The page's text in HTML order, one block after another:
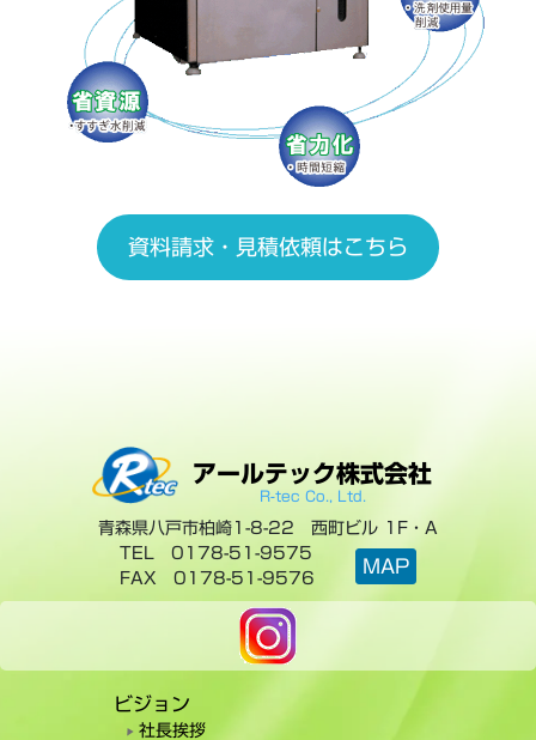
資料請求・見積依頼はこちら
アールテック株式会社
青森県八戸市柏崎1-8-22 西町ビル 1F・A
TEL 0178-51-9575
FAX 0178-51-9576
MAP
ビジョン
社長挨拶